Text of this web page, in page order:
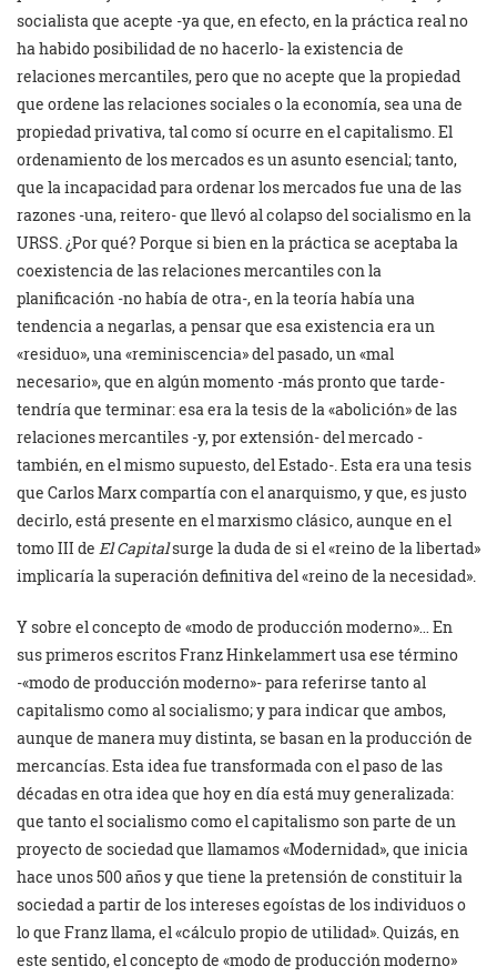
socialista que acepte -ya que, en efecto, en la práctica real no
ha habido posibilidad de no hacerlo- la existencia de
relaciones mercantiles, pero que no acepte que la propiedad
que ordene las relaciones sociales o la economía, sea una de
propiedad privativa, tal como sí ocurre en el capitalismo. El
ordenamiento de los mercados es un asunto esencial; tanto,
que la incapacidad para ordenar los mercados fue una de las
razones -una, reitero- que llevó al colapso del socialismo en la
URSS. ¿Por qué? Porque si bien en la práctica se aceptaba la
coexistencia de las relaciones mercantiles con la
planificación -no había de otra-, en la teoría había una
tendencia a negarlas, a pensar que esa existencia era un
«residuo», una «reminiscencia» del pasado, un «mal
necesario», que en algún momento -más pronto que tarde-
tendría que terminar: esa era la tesis de la «abolición» de las
relaciones mercantiles -y, por extensión- del mercado -
también, en el mismo supuesto, del Estado-. Esta era una tesis
que Carlos Marx compartía con el anarquismo, y que, es justo
decirlo, está presente en el marxismo clásico, aunque en el
tomo III de El Capitalsurge la duda de si el «reino de la libertad»
implicaría la superación definitiva del «reino de la necesidad».
Y sobre el concepto de «modo de producción moderno»… En
sus primeros escritos Franz Hinkelammert usa ese término
-«modo de producción moderno»- para referirse tanto al
capitalismo como al socialismo; y para indicar que ambos,
aunque de manera muy distinta, se basan en la producción de
mercancías. Esta idea fue transformada con el paso de las
décadas en otra idea que hoy en día está muy generalizada:
que tanto el socialismo como el capitalismo son parte de un
proyecto de sociedad que llamamos «Modernidad», que inicia
hace unos 500 años y que tiene la pretensión de constituir la
sociedad a partir de los intereses egoístas de los individuos o
lo que Franz llama, el «cálculo propio de utilidad». Quizás, en
este sentido, el concepto de «modo de producción moderno»